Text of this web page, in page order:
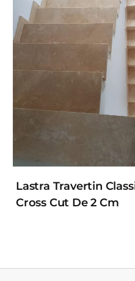
Lastra Travertin
Cross Cut De 2 Cm